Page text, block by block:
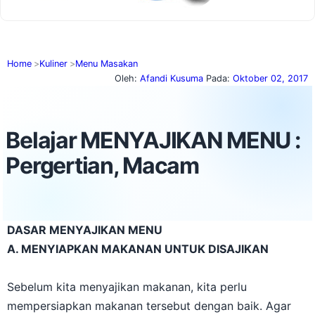
Home Kuliner
Menu Masakan
Oleh: Afandi Kusuma Pada: Oktober 02, 2017
Belajar MENYAJIKAN MENU :
Pergertian, Macam
DASAR MENYAJIKAN MENU
A. MENYIAPKAN MAKANAN UNTUK DISAJIKAN
Sebelum kita menyajikan makanan, kita perlu
mempersiapkan makanan tersebut dengan baik. Agar